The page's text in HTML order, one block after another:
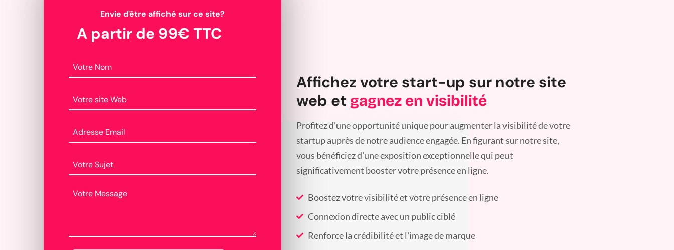
Envie d'être affiché sur ce site?
A partir de 99€ TTC
Affichez votre start-up sur notre site
web et gagnez en visibilité
Profitez d’une opportunité unique pour augmenter la visibilité de votre
startup auprès de notre audience engagée. En figurant sur notre site,
vous bénéficiez d’une exposition exceptionnelle qui peut
significativement booster votre présence en ligne.
Boostez votre visibilité et votre présence en ligne
Connexion directe avec un public ciblé
Renforce la crédibilité et l'image de marque